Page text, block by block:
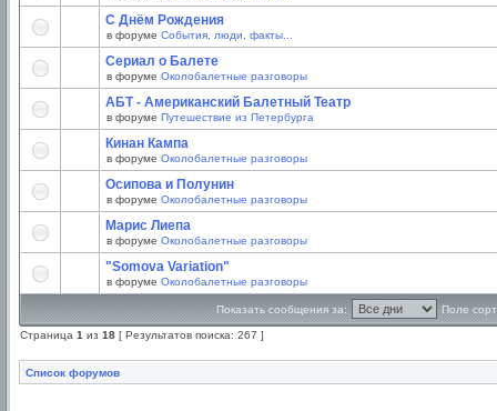
С Днём Рождения
в форуме События, люди, факты...
Сериал о Балете
в форуме Околобалетные разговоры
АБТ - Американский Балетный Театр
в форуме Путешествие из Петербурга
Кинан Кампа
в форуме Околобалетные разговоры
Осипова и Полунин
в форуме Околобалетные разговоры
Марис Лиепа
в форуме Околобалетные разговоры
"Somova Variation"
в форуме Околобалетные разговоры
Показать сообщения за: Поле
Страница 1 из 18 [ Результатов поиска: 267 ]
Список форумов